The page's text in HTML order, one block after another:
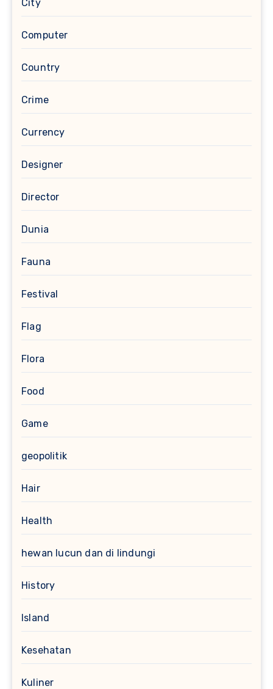
City
Computer
Country
Crime
Currency
Designer
Director
Dunia
Fauna
Festival
Flag
Flora
Food
Game
geopolitik
Hair
Health
hewan lucun dan di lindungi
History
Island
Kesehatan
Kuliner